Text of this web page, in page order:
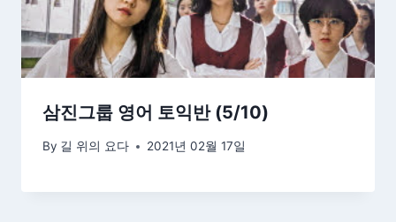
삼진그룹 영어 토익반 (5/10)
By 길 위의 요다 2021년 02월 17일